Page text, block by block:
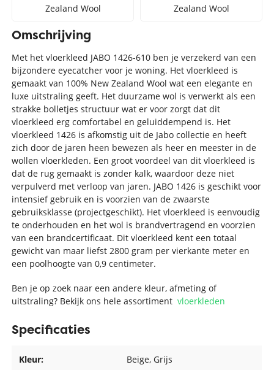
Zealand Wool
Zealand Wool
Omschrijving
Met het vloerkleed JABO 1426-610 ben je verzekerd van een
bijzondere eyecatcher voor je woning. Het vloerkleed is
gemaakt van 100% New Zealand Wool wat een elegante en
luxe uitstraling geeft. Het duurzame wol is verwerkt als een
strakke bolletjes structuur wat er voor zorgt dat dit
vloerkleed erg comfortabel en geluiddempend is. Het
vloerkleed 1426 is afkomstig uit de Jabo collectie en heeft
zich door de jaren heen bewezen als heer en meester in de
wollen vloerkleden. Een groot voordeel van dit vloerkleed is
dat de rug gemaakt is zonder kalk, waardoor deze niet
verpulverd met verloop van jaren. JABO 1426 is geschikt voor
intensief gebruik en is voorzien van de zwaarste
gebruiksklasse (projectgeschikt). Het vloerkleed is eenvoudig
te onderhouden en het wol is brandvertragend en voorzien
van een brandcertificaat. Dit vloerkleed kent een totaal
gewicht van maar liefst 2800 gram per vierkante meter en
een poolhoogte van 0,9 centimeter.
Ben je op zoek naar een andere kleur, afmeting of
uitstraling? Bekijk ons hele assortimentvloerkleden
Specificaties
Kleur: Beige, Grijs